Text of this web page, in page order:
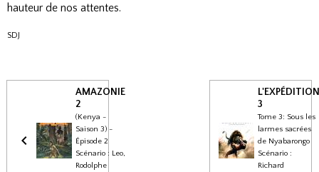
hauteur de nos attentes.
SDJ
AMAZONIE
2
(Kenya -
Saison 3) -
Épisode 2
Scénario : Leo,
Rodolphe
3
Tome 3: Sous les
larmes sacrées
de Nyabarongo
Scénario :
Richard